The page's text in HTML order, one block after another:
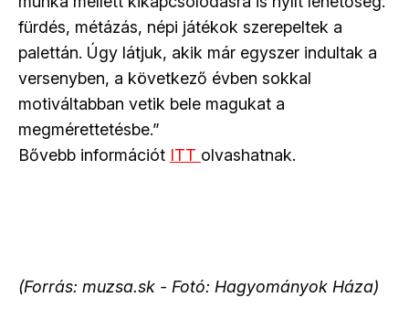
fürdés, métázás, népi játékok szerepeltek a
palettán. Úgy látjuk, akik már egyszer indultak a
versenyben, a következő évben sokkal
motiváltabban vetik bele magukat a
megmérettetésbe.”
Bővebb információt ITT olvashatnak.
(Forrás: muzsa.sk - Fotó: Hagyományok Háza)